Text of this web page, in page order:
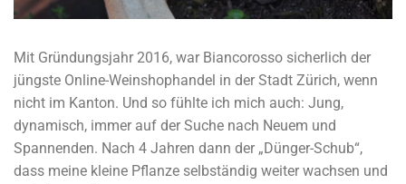
Mit Gründungsjahr 2016, war Biancorosso sicherlich der
jüngste Online-Weinshophandel in der Stadt Zürich, wenn
nicht im Kanton. Und so fühlte ich mich auch: Jung,
dynamisch, immer auf der Suche nach Neuem und
Spannenden. Nach 4 Jahren dann der „Dünger-Schub“,
dass meine kleine Pflanze selbständig weiter wachsen und